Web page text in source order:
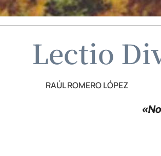
Lectio
RAÚL ROMERO LÓPEZ